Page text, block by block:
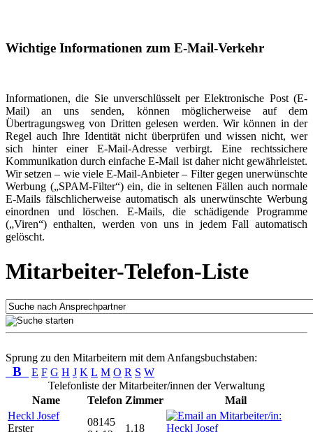
Wichtige Informationen zum E-Mail-Verkehr
Informationen, die Sie unverschlüsselt per Elektronische Post (E-
Mail) an uns senden, können möglicherweise auf dem
Übertragungsweg von Dritten gelesen werden. Wir können in der
Regel auch Ihre Identität nicht überprüfen und wissen nicht, wer
sich hinter einer E-Mail-Adresse verbirgt. Eine rechtssichere
Kommunikation durch einfache E-Mail ist daher nicht gewährleistet.
Wir setzen – wie viele E-Mail-Anbieter – Filter gegen unerwünschte
Werbung („SPAM-Filter“) ein, die in seltenen Fällen auch normale
E-Mails fälschlicherweise automatisch als unerwünschte Werbung
einordnen und löschen. E-Mails, die schädigende Programme
(„Viren“) enthalten, werden von uns in jedem Fall automatisch
gelöscht.
Mitarbeiter-Telefon-Liste
Sprung zu den Mitarbeitern mit dem Anfangsbuchstaben:
B E F G H J K L M O R S W
Telefonliste der Mitarbeiter/innen der Verwaltung
Name
Telefon Zimmer
Mail
Heckl Josef
Erster
08145
1.18